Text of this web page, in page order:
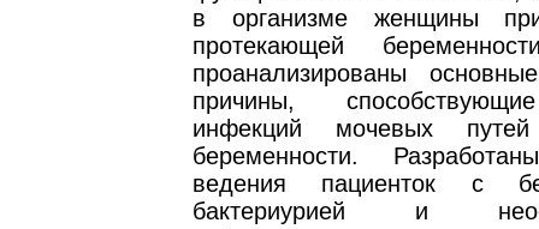
в организме женщины
протекающей
проанализированы
причины,
инфекций мочевых
беременности.
ведения пациенток с
бактериурией и